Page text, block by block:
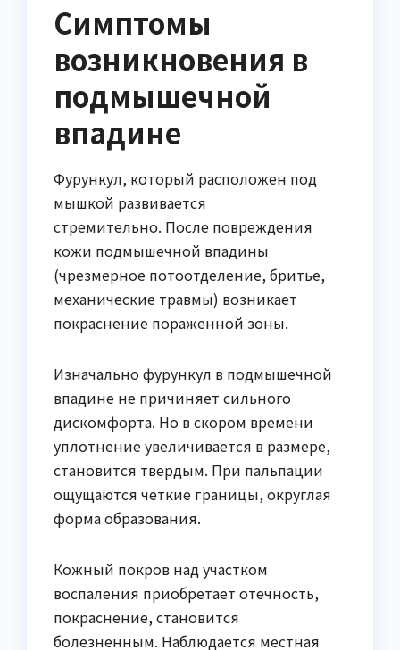
Симптомы
возникновения в
подмышечной
впадине
Фурункул, который расположен под
мышкой развивается
стремительно. После повреждения
кожи подмышечной впадины
(чрезмерное потоотделение, бритье,
механические травмы) возникает
покраснение пораженной зоны.
Изначально фурункул в подмышечной
впадине не причиняет сильного
дискомфорта. Но в скором времени
уплотнение увеличивается в размере,
становится твердым. При пальпации
ощущаются четкие границы, округлая
форма образования.
Кожный покров над участком
воспаления приобретает отечность,
покраснение, становится
болезненным. Наблюдается местная